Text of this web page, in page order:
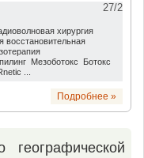
27/2
хирургия
восстановительная
Мезоботокс Ботокс
...
Подробнее »
географической